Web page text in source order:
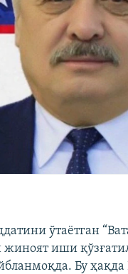
ўтаётган
жиноят иши
Бу